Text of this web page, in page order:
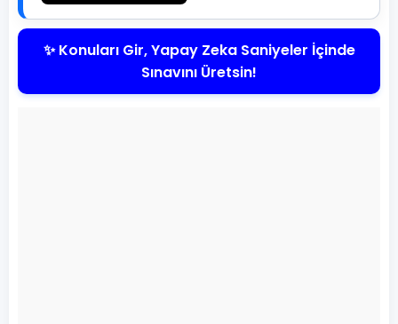
✨ Konuları Gir, Yapay Zeka Saniyeler İçinde
Sınavını Üretsin!